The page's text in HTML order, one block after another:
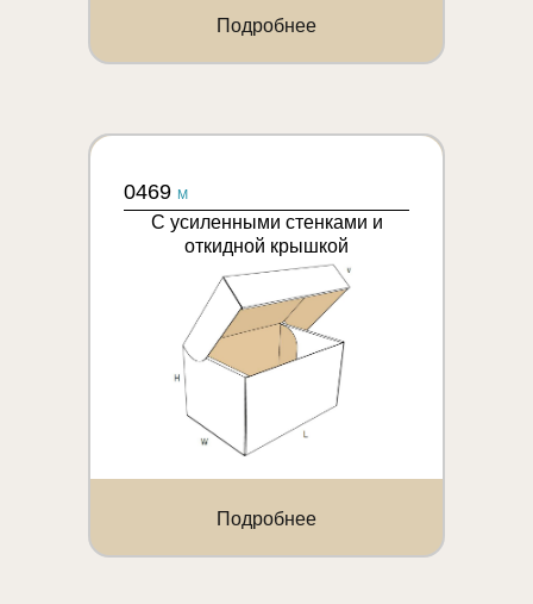
Подробнее
0469 M
С усиленными стенками и
откидной крышкой
Подробнее